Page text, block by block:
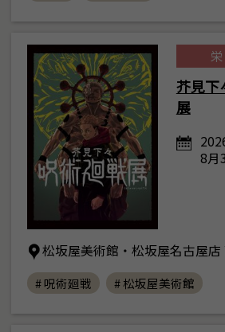
芥見下
展
8月
松坂屋美術館・松坂屋名古屋店
# 呪術廻戦 # 松坂屋美術館